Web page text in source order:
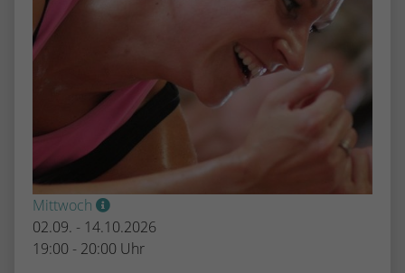
Mittwoch
02.09. - 14.10.2026
19:00 - 20:00 Uhr